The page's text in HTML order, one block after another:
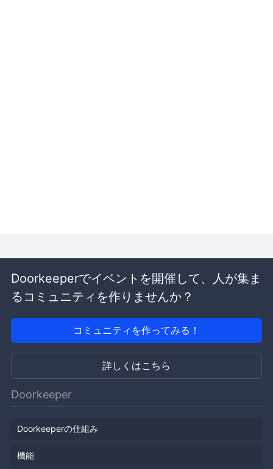
Doorkeeperでイベントを開催して、人が集ま
るコミュニティを作りませんか？
コミュニティを作ってみる！
詳しくはこちら
Doorkeeper
Doorkeeperの仕組み
機能